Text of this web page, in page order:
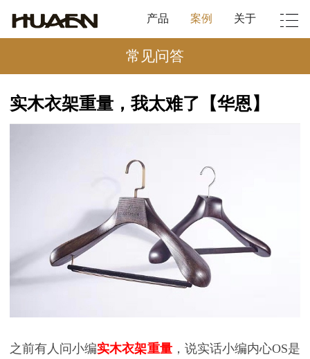
产品 案例 关于
常见问答
实木衣架重量，我太难了【华恩】
之前有人问小编实木衣架重量，说实话小编内心OS是